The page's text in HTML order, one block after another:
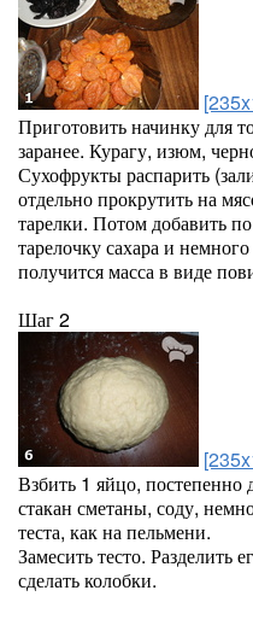
Приготовить начинку для
заранее. Курагу, изюм,
Сухофрукты распарить
отдельно прокрутить на
тарелки. Потом добавить
тарелочку сахара и
получится масса в виде
Шаг 2
Взбить 1 яйцо, постепенно
стакан сметаны, соду,
теста, как на пельмени.
Замесить тесто. Разделить
сделать колобки.